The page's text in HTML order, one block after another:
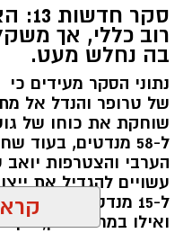
סקר
רוב כללי, אך
בה נחלש מעט.
נתוני הסקר מעידים
של טרופר והנדל אל
שוחקת את כוחו של
ל-58 מנדטים, בעוד
הערבי והצטרפות
עשויים להגדיל את
ל-15 מנדטים.
ואילו במרכז-ימין,